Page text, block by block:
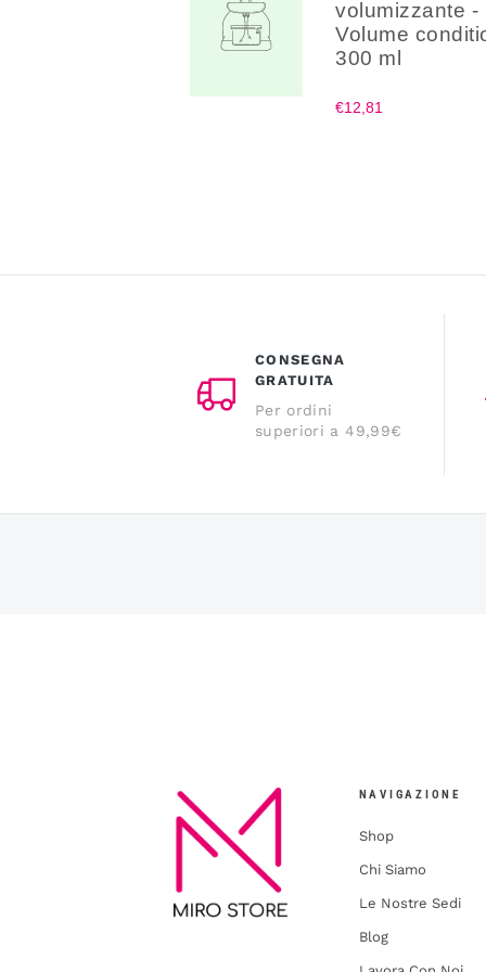
volumizzante -
Volume
300 ml
€12,81
CONSEGNA
GRATUITA
Per ordini
superiori a 49,99€
NAVIGAZIONE
Shop
Chi Siamo
Le Nostre Sedi
Blog